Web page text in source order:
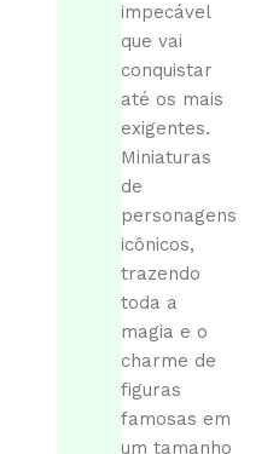
impecável
que vai
conquistar
até os mais
exigentes.
Miniaturas
de
personagens
icônicos,
trazendo
toda a
magia e o
charme de
figuras
famosas em
um tamanho